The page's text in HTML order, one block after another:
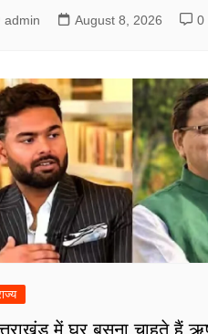
admin August 8, 2026 0
में घर बसना चाहते हैं